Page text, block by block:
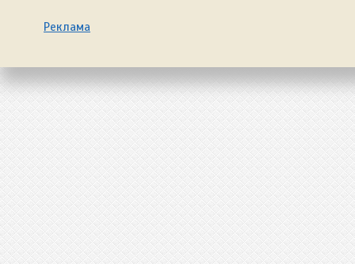
Реклама